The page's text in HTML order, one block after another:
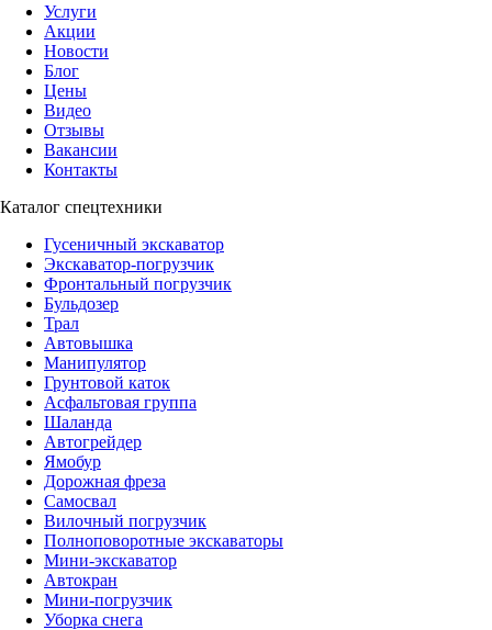
Услуги
Акции
Новости
Блог
Цены
Видео
Отзывы
Вакансии
Контакты
Каталог спецтехники
Гусеничный экскаватор
Экскаватор-погрузчик
Фронтальный погрузчик
Бульдозер
Трал
Автовышка
Манипулятор
Грунтовой каток
Асфальтовая группа
Шаланда
Автогрейдер
Ямобур
Дорожная фреза
Самосвал
Вилочный погрузчик
Полноповоротные экскаваторы
Мини-экскаватор
Автокран
Мини-погрузчик
Уборка снега